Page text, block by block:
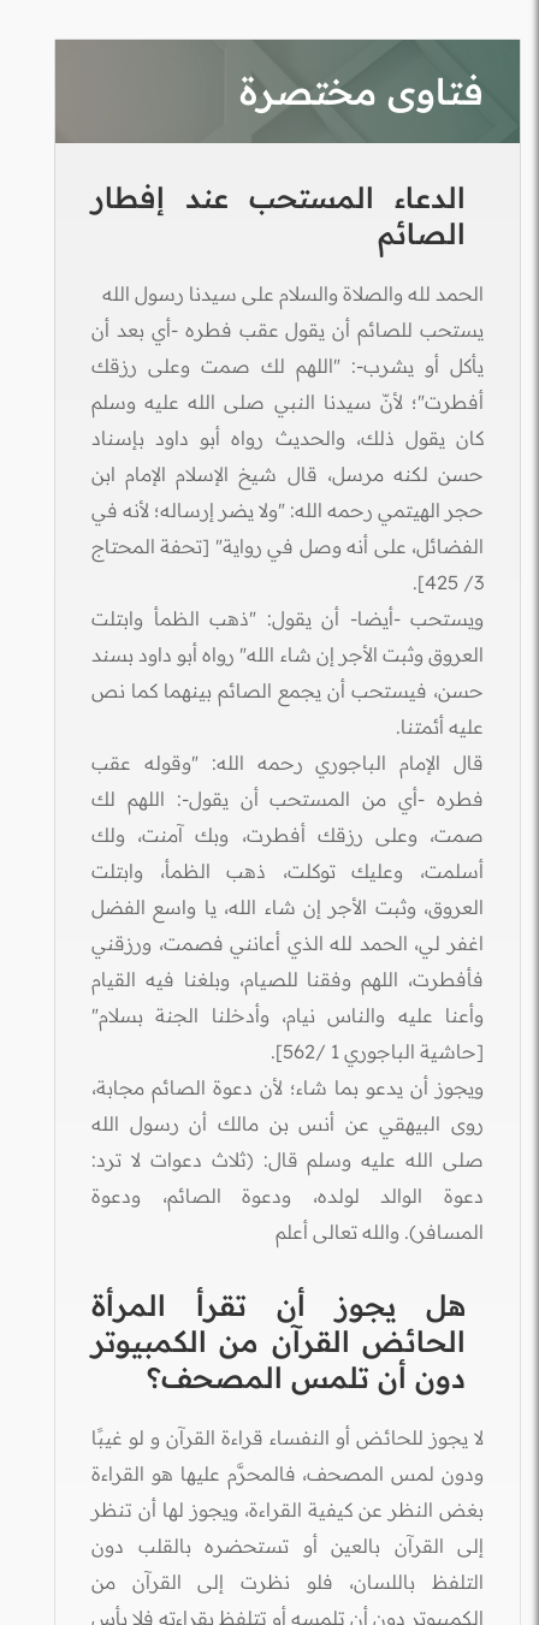
فتاوى مختصرة
الدعاء المستحب عند إفطار
الصائم
الحمد لله والصلاة والسلام على سيدنا رسول الله
يستحب للصائم أن يقول عقب فطره -أي بعد أن
يأكل أو يشرب-: "اللهم لك صمت وعلى رزقك
أفطرت"؛ لأنّ سيدنا النبي صلى الله عليه وسلم
كان يقول ذلك، والحديث رواه أبو داود بإسناد
حسن لكنه مرسل، قال شيخ الإسلام الإمام ابن
حجر الهيتمي رحمه الله: "ولا يضر إرساله؛ لأنه في
الفضائل، على أنه وصل في رواية" [تحفة المحتاج
3/ 425].
ويستحب -أيضا- أن يقول: "ذهب الظمأ وابتلت
العروق وثبت الأجر إن شاء الله" رواه أبو داود بسند
حسن، فيستحب أن يجمع الصائم بينهما كما نص
عليه أئمتنا.
قال الإمام الباجوري رحمه الله: "وقوله عقب
فطره -أي من المستحب أن يقول-: اللهم لك
صمت، وعلى رزقك أفطرت، وبك آمنت، ولك
أسلمت، وعليك توكلت، ذهب الظمأ، وابتلت
العروق، وثبت الأجر إن شاء الله، يا واسع الفضل
اغفر لي، الحمد لله الذي أعانني فصمت، ورزقني
فأفطرت، اللهم وفقنا للصيام، وبلغنا فيه القيام
وأعنا عليه والناس نيام، وأدخلنا الجنة بسلام"
[حاشية الباجوري 1 /562].
ويجوز أن يدعو بما شاء؛ لأن دعوة الصائم مجابة،
روى البيهقي عن أنس بن مالك أن رسول الله
صلى الله عليه وسلم قال: (ثلاث دعوات لا ترد:
دعوة الوالد لولده، ودعوة الصائم، ودعوة
المسافر). والله تعالى أعلم
هل يجوز أن تقرأ المرأة
الحائض القرآن من الكمبيوتر
دون أن تلمس المصحف؟
لا يجوز للحائض أو النفساء قراءة القرآن و لو غيبًا
ودون لمس المصحف، فالمحرَّم عليها هو القراءة
بغض النظر عن كيفية القراءة، ويجوز لها أن تنظر
إلى القرآن بالعين أو تستحضره بالقلب دون
التلفظ باللسان، فلو نظرت إلى القرآن من
الكمبيوتر دون أن تلمسه أو تتلفظ بقراءته فلا بأس